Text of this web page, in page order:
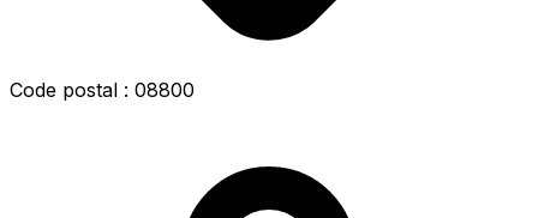
Code postal : 08800